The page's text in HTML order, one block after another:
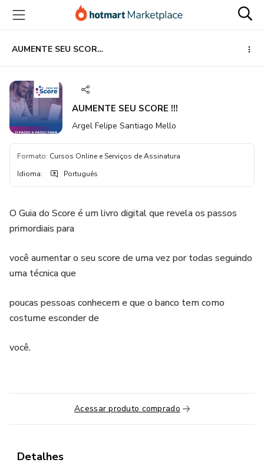
para
conteúdo
principal
para
pagamento
para
rodapé
AUMENTE SEU SCORE !!!
AUMENTE SEU SCORE !!!
Argel Felipe Santiago Mello
Formato: Cursos Online e Serviços de Assinatura
Idioma: Português
O Guia do Score é um livro digital que revela os passos
primordiais para
você aumentar o seu score de uma vez por todas seguindo
uma técnica que
poucas pessoas conhecem e que o banco tem como
costume esconder de
você.
Acessar produto comprado
Detalhes